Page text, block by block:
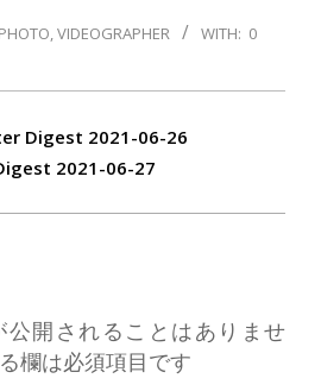
PHOTO,VIDEOGRAPHER WITH: 0
Digest 2021-06-26
2021-06-27
公開されることはありませ
欄は必須項目です